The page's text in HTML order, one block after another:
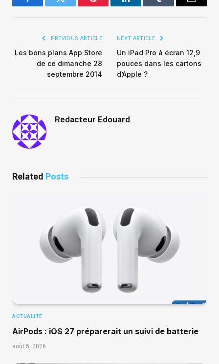
FacebookTwitter Pinterest LinkedInTumblr Email
PREVIOUS ARTICLE
Les bons plans App Store
de ce dimanche 28
septembre 2014
NEXT ARTICLE
Un iPad Pro à écran 12,9
pouces dans les cartons
d’Apple ?
Redacteur Edouard
Related Posts
ACTUALITÉ
AirPods : iOS 27 préparerait un suivi de batterie
août 5, 2026